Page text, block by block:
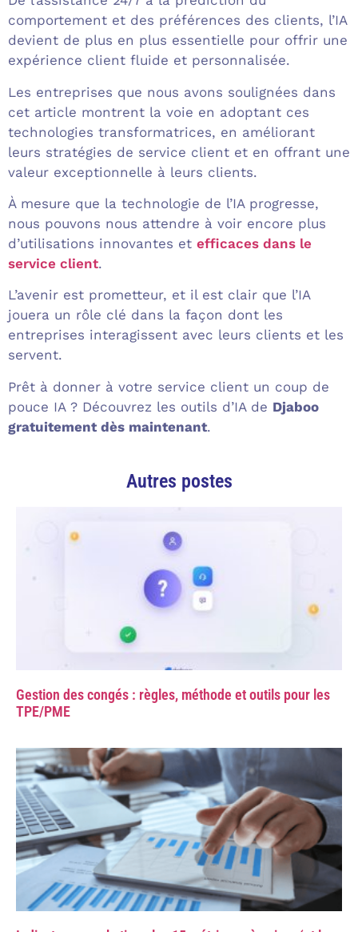
comportement et des préférences des clients, l’IA
devient de plus en plus essentielle pour offrir une
expérience client fluide et personnalisée.
Les entreprises que nous avons soulignées dans
cet article montrent la voie en adoptant ces
technologies transformatrices, en améliorant
leurs stratégies de service client et en offrant une
valeur exceptionnelle à leurs clients.
À mesure que la technologie de l’IA progresse,
nous pouvons nous attendre à voir encore plus
d’utilisations innovantes et efficaces dans le
service client.
L’avenir est prometteur, et il est clair que l’IA
jouera un rôle clé dans la façon dont les
entreprises interagissent avec leurs clients et les
servent.
Prêt à donner à votre service client un coup de
pouce IA ? Découvrez les outils d’IA de Djaboo
gratuitement dès maintenant.
Autres postes
Gestion des congés : règles, méthode et outils pour les
TPE/PME